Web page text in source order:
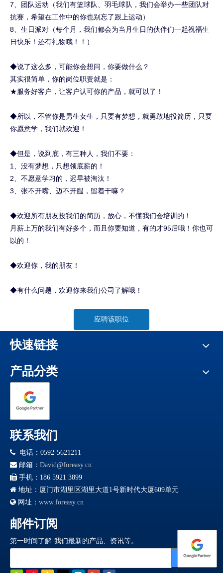
7、团队运动（我们有篮球队、羽毛球队，我们会举办一些团队对
抗赛，希望在工作中的你也别忘了跟上运动）
8、生日派对（每个月，我们都会为当月生日的伙伴们一起祝福生
日快乐！还有礼物哦！！）
◆说了这么多，可能你会想问，你要做什么？
其实很简单，你的岗位职责就是：
★服务好客户，让客户认可你的产品，就可以了！
◆所以，不管你是男生女生，只要有梦想，就勇敢地投简历，只要
你愿意学，我们就欢迎！
◆但是，说到底，有三种人，我们不要：
1、没有梦想，只想领底薪的！
2、不愿意学习的，迟早被淘汰！
3、张不开嘴、迈不开腿，留着干嘛？
◆欢迎所有朋友投我们的简历，放心，不懂我们会培训的！
月薪上万的我们有好多个，而且你要知道，有的才95后哦！你也可
以的！
◆欢迎你，我的朋友！
◆有什么问题，欢迎你来我们公司了解哦！
应聘该职位
快速链接
产品分类
联系我们
 电话：0592-5621211
 邮箱： David@foreasy.cn
 手机：186 5921 3899
 地址：厦门市湖里区湖里大道1号新时代大厦609单元
 网址： www.foreasy.cn
邮件订阅
第一时间了解·我们最新的产品、资讯等。
订阅